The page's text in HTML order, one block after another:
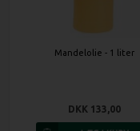
Mandelolie - 1 liter
DKK 133,00